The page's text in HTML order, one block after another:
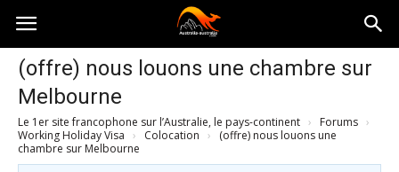
Australia-
australie.com
(offre) nous louons une chambre sur
Melbourne
Le 1er site francophone sur l’Australie, le pays-continent › Forums ›
Working Holiday Visa › Colocation ›
(offre) nous louons une
chambre sur Melbourne